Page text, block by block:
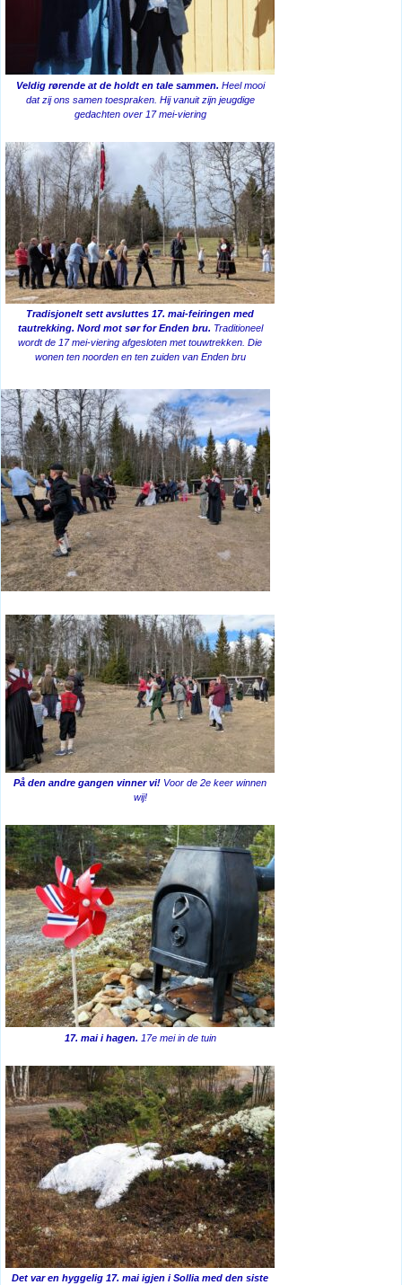
Veldig rørende at de holdt en tale sammen. Heel mooi
dat zij ons samen toespraken. Hij vanuit zijn jeugdige
gedachten over 17 mei-viering
Tradisjonelt sett avsluttes 17. mai-feiringen med
tautrekking. Nord mot sør for Enden bru. Traditioneel
wordt de 17 mei-viering afgesloten met touwtrekken. Die
wonen ten noorden en ten zuiden van Enden bru
På den andre gangen vinner vi! Voor de 2e keer winnen
wij!
17. mai i hagen. 17e mei in de tuin
Det var en hyggelig 17. mai igjen i Sollia med den siste